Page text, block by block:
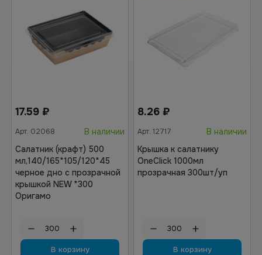
17.59 ₽
Арт. 02068
В наличии
Салатник (крафт) 500
мл,140/165*105/120*45
черное дно с прозрачной
крышкой NEW *300
Оригамо
В корзину
8.26 ₽
Арт. 12717
В наличии
Крышка к салатнику
OneClick 1000мл
прозрачная 300шт/уп
В корзину